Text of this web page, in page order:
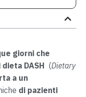
giorni che
DASH (Dietary
a un
di pazienti